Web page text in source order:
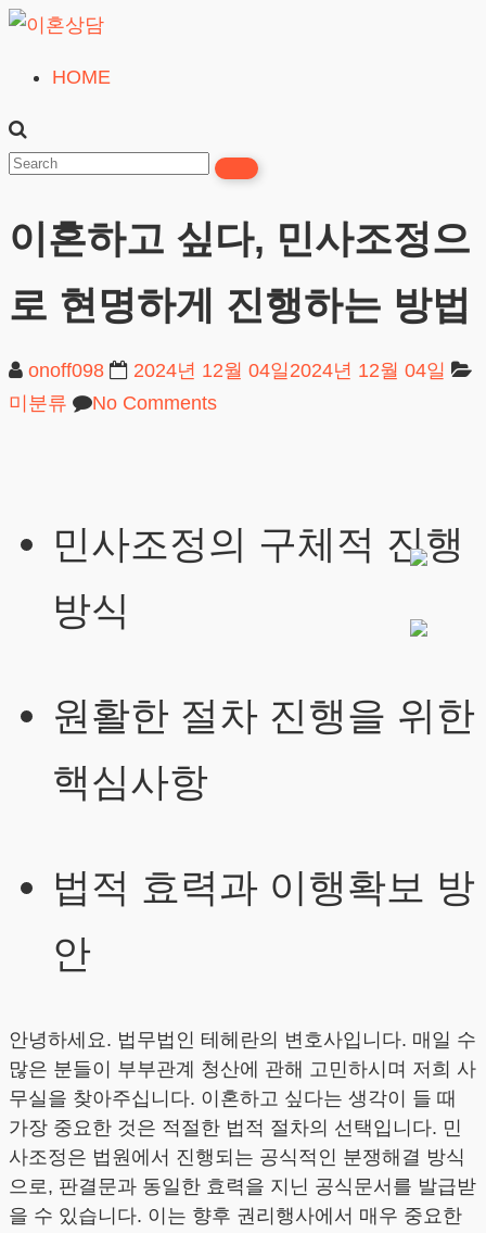
Skip
content
혼
상
24시간365일
HOME
이혼하고 싶다, 민사조정으
로 현명하게 진행하는 방법
onoff098 2024년 12월 04일 2024년 12월 04일
미분류
No Comments
민사조정의 구체적 진행
방식
원활한 절차 진행을 위한
핵심사항
법적 효력과 이행확보 방
안
안녕하세요. 법무법인 테헤란의 변호사입니다. 매일 수
많은 분들이 부부관계 청산에 관해 고민하시며 저희 사
무실을 찾아주십니다. 이혼하고 싶다는 생각이 들 때
가장 중요한 것은 적절한 법적 절차의 선택입니다. 민
사조정은 법원에서 진행되는 공식적인 분쟁해결 방식
으로, 판결문과 동일한 효력을 지닌 공식문서를 발급받
을 수 있습니다. 이는 향후 권리행사에서 매우 중요한